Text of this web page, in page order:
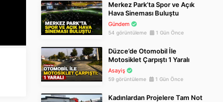
Merkez Park’ta Spor ve Açık
Hava Sineması Buluştu
Gündem
54 görüntüleme 1 Gün Önce
Düzce’de Otomobil İle
Motosiklet Çarpıştı 1 Yaralı
Asayiş
59 görüntüleme 1 Gün Önce
Kadınlardan Projelere Tam Not